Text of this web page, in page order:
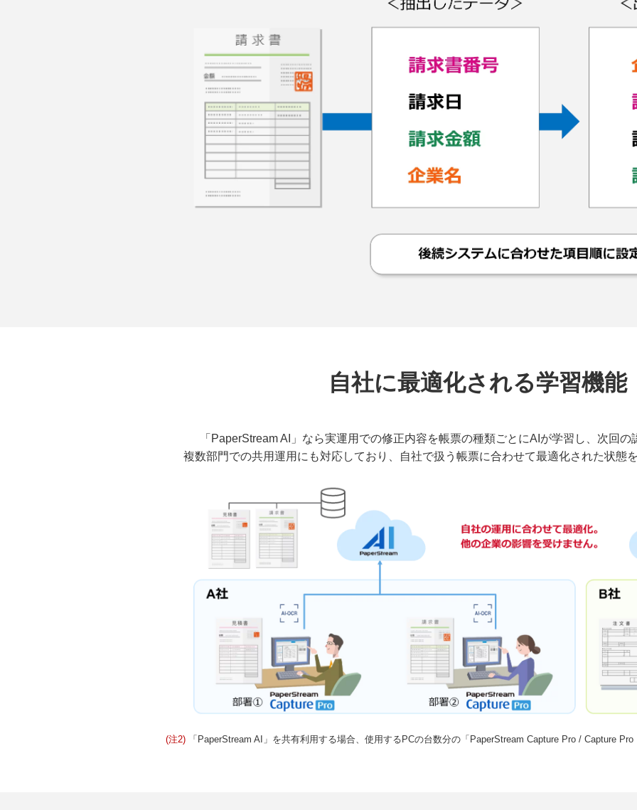
自社に最適化される学習機能
「PaperStream AI」なら実運用での修正内容を帳票の種類ごとにAIが学習し、次回
複数部門での共用運用にも対応しており、自社で扱う帳票に合わせて最適化された状態
(注2) 「PaperStream AI」を共有利用する場合、使用するPCの台数分の「PaperStream Capture Pro / Capture